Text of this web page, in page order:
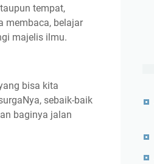
tempat,
membaca, belajar
majelis ilmu.
bisa kita
sebaik-baik
baginya jalan